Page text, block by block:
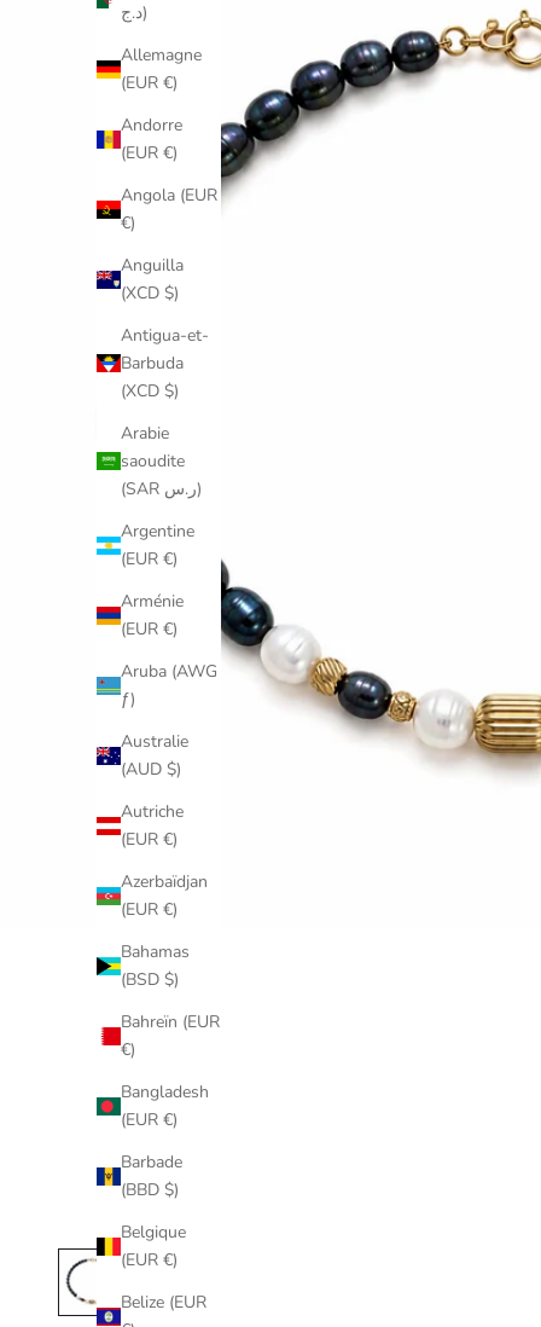
د.ج)
Allemagne
(EUR €)
Andorre
(EUR €)
Angola (EUR
€)
Anguilla
(XCD $)
Antigua-et-
Barbuda
(XCD $)
Arabie
saoudite
(SAR ر.س)
Argentine
(EUR €)
Arménie
(EUR €)
Aruba (AWG
ƒ)
Australie
(AUD $)
Autriche
(EUR €)
Azerbaïdjan
(EUR €)
Bahamas
(BSD $)
Bahreïn (EUR
€)
Bangladesh
(EUR €)
Barbade
(BBD $)
Belgique
(EUR €)
Belize (EUR